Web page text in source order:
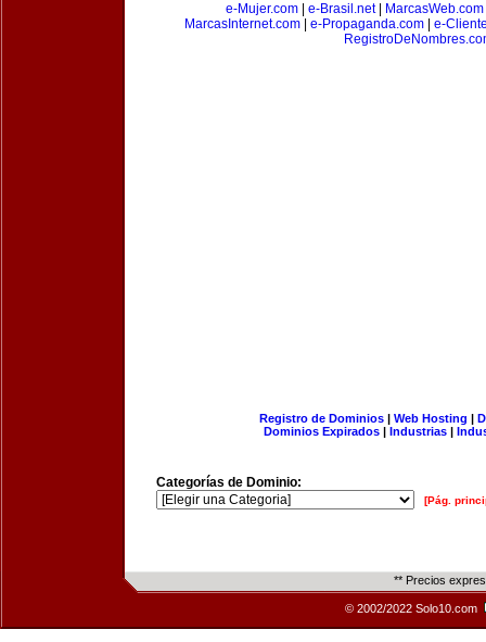
e-Mujer.com| e-Brasil.net| MarcasWeb.com
MarcasInternet.com| e-Propaganda.com| e-
Registro de Dominios| Web Hosting |
Dominios Expirados | Industrias |
Categorías de Dominio:
[Pág.
** Precios
© 2002/2022 Solo10.com